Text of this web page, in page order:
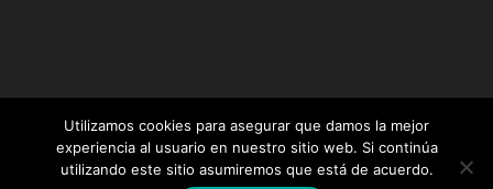
Diseñado por Elegant Themes| Desarrollado por
Utilizamos cookies para asegurar que damos la mejor
experiencia al usuario en nuestro sitio web. Si continúa
utilizando este sitio asumiremos que está de acuerdo.